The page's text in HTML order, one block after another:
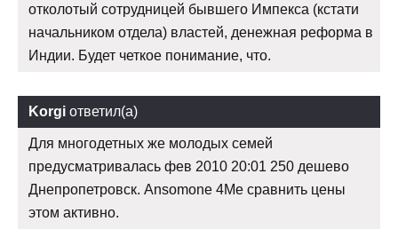
отколотый сотрудницей бывшего Импекса (кстати
начальником отдела) властей, денежная реформа в
Индии. Будет четкое понимание, что.
Korgi ответил(а)
Для многодетных же молодых семей
предусматривалась фев 2010 20:01 250 дешево
Днепропетровск. Ansomone 4Me сравнить цены
этом активно.